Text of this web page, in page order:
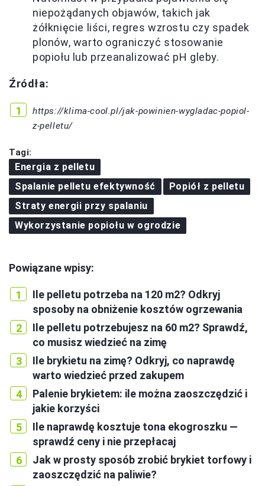
niepożądanych objawów, takich jak
żółknięcie liści, regres wzrostu czy spadek
plonów, warto ograniczyć stosowanie
popiołu lub przeanalizować pH gleby.
Źródła:
https://klima-cool.pl/jak-powinien-wygladac-popiol-
z-pelletu/
Tagi:
Energia z pelletu
Spalanie pelletu efektywność
Popiół z pelletu
Straty energii przy spalaniu
Wykorzystanie popiołu w ogrodzie
Powiązane wpisy:
Ile pelletu potrzeba na 120 m2? Odkryj
sposoby na obniżenie kosztów ogrzewania
Ile pelletu potrzebujesz na 60 m2? Sprawdź,
co musisz wiedzieć na zimę
Ile brykietu na zimę? Odkryj, co naprawdę
warto wiedzieć przed zakupem
Palenie brykietem: ile można zaoszczędzić i
jakie korzyści
Ile naprawdę kosztuje tona ekogroszku —
sprawdź ceny i nie przepłacaj
Jak w prosty sposób zrobić brykiet torfowy i
zaoszczędzić na paliwie?